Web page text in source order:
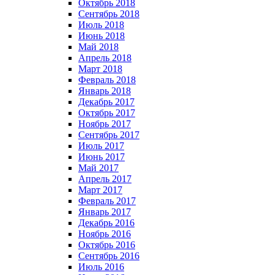
Октябрь 2018
Сентябрь 2018
Июль 2018
Июнь 2018
Май 2018
Апрель 2018
Март 2018
Февраль 2018
Январь 2018
Декабрь 2017
Октябрь 2017
Ноябрь 2017
Сентябрь 2017
Июль 2017
Июнь 2017
Май 2017
Апрель 2017
Март 2017
Февраль 2017
Январь 2017
Декабрь 2016
Ноябрь 2016
Октябрь 2016
Сентябрь 2016
Июль 2016